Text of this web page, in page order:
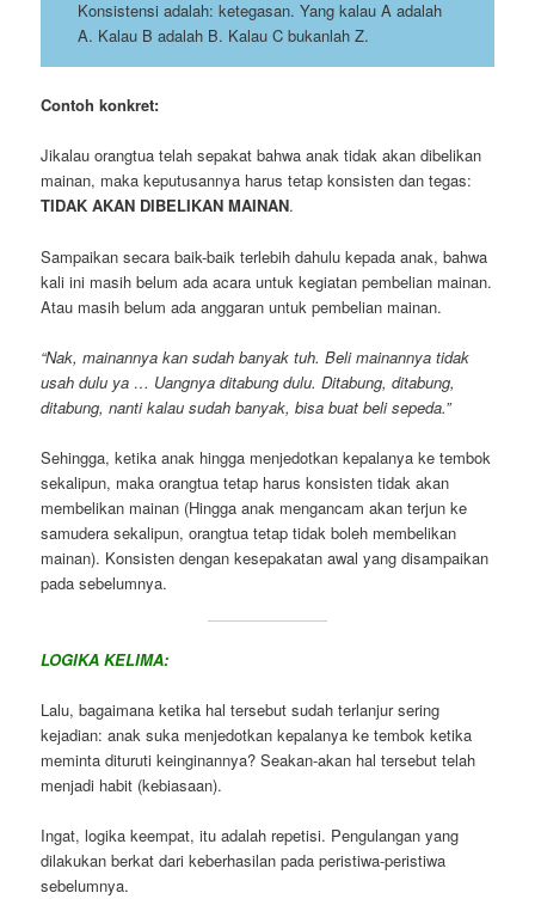
Konsistensi adalah: ketegasan. Yang kalau A adalah
A. Kalau B adalah B. Kalau C bukanlah Z.
Contoh konkret:
Jikalau orangtua telah sepakat bahwa anak tidak akan dibelikan
mainan, maka keputusannya harus tetap konsisten dan tegas:
TIDAK AKAN DIBELIKAN MAINAN.
Sampaikan secara baik-baik terlebih dahulu kepada anak, bahwa
kali ini masih belum ada acara untuk kegiatan pembelian mainan.
Atau masih belum ada anggaran untuk pembelian mainan.
“Nak, mainannya kan sudah banyak tuh. Beli mainannya tidak
usah dulu ya … Uangnya ditabung dulu. Ditabung, ditabung,
ditabung, nanti kalau sudah banyak, bisa buat beli sepeda.”
Sehingga, ketika anak hingga menjedotkan kepalanya ke tembok
sekalipun, maka orangtua tetap harus konsisten tidak akan
membelikan mainan (Hingga anak mengancam akan terjun ke
samudera sekalipun, orangtua tetap tidak boleh membelikan
mainan). Konsisten dengan kesepakatan awal yang disampaikan
pada sebelumnya.
LOGIKA KELIMA:
Lalu, bagaimana ketika hal tersebut sudah terlanjur sering
kejadian: anak suka menjedotkan kepalanya ke tembok ketika
meminta dituruti keinginannya? Seakan-akan hal tersebut telah
menjadi habit (kebiasaan).
Ingat, logika keempat, itu adalah repetisi. Pengulangan yang
dilakukan berkat dari keberhasilan pada peristiwa-peristiwa
sebelumnya.